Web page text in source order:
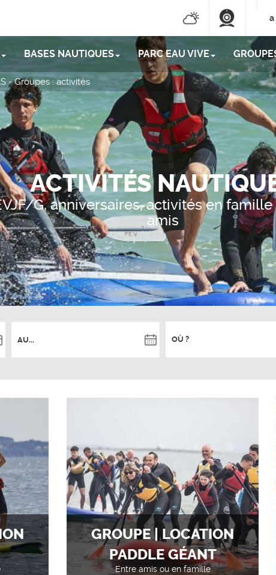
a
BASES NAUTIQUES PARC EAU VIVE
- Groupes : activités
ACTIVITÉS
G, anniversaires, activités en
amis
OÙ ?
GROUPE | LOCATION
PADDLE GÉANT
Entre amis ou en famille